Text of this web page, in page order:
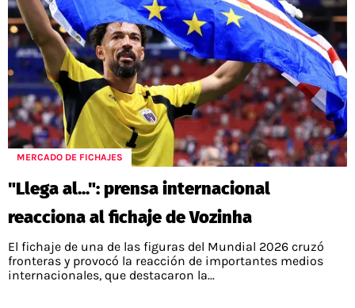
MERCADO DE FICHAJES
"Llega al...": prensa internacional
reacciona al fichaje de Vozinha
El fichaje de una de las figuras del Mundial 2026 cruzó
fronteras y provocó la reacción de importantes medios
internacionales, que destacaron la...